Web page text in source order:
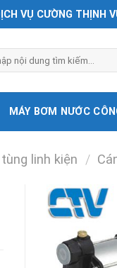
VỤ CƯỜNG THỊNH
MÁY BƠM NƯỚC
linh kiện /